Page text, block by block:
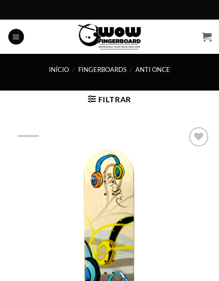
to
content
INÍCIO / FINGERBOARDS / ANTI ONCE
FILTRAR